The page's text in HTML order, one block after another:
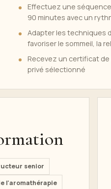
Effectuez une
90 minutes avec un
Adapter les techniques
favoriser le sommeil, la
Recevez un certificat
privé sélectionné
senior
l'aromathérapie